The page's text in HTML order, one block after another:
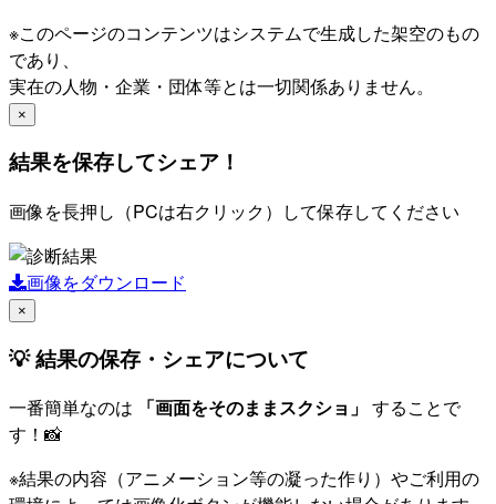
※このページのコンテンツはシステムで生成した架空のもの
であり、
実在の人物・企業・団体等とは一切関係ありません。
×
結果を保存してシェア！
画像を長押し（PCは右クリック）して保存してください
画像をダウンロード
×
💡 結果の保存・シェアについて
一番簡単なのは 「画面をそのままスクショ」 することで
す！📸
※結果の内容（アニメーション等の凝った作り）やご利用の